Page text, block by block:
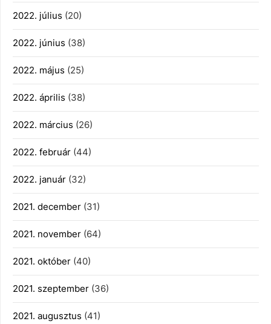
2022. július (20)
2022. június (38)
2022. május (25)
2022. április (38)
2022. március (26)
2022. február (44)
2022. január (32)
2021. december (31)
2021. november (64)
2021. október (40)
2021. szeptember (36)
2021. augusztus (41)